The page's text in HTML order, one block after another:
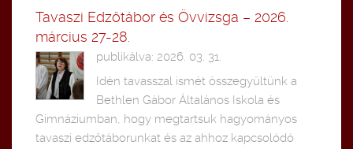
Tavaszi Edzőtábor és Övvizsga – 2026.
március 27-28.
publikálva: 2026. 03. 31.
Idén tavasszal ismét összegyűltünk a
Bethlen Gábor Általános Iskola és
Gimnáziumban, hogy megtartsuk hagyományos
tavaszi edzőtáborunkat és az ahhoz kapcsolódó